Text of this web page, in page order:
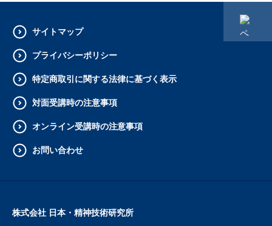
サイトマップ
プライバシーポリシー
特定商取引に関する法律に基づく表示
対面受講時の注意事項
オンライン受講時の注意事項
お問い合わせ
株式会社 日本・精神技術研究所